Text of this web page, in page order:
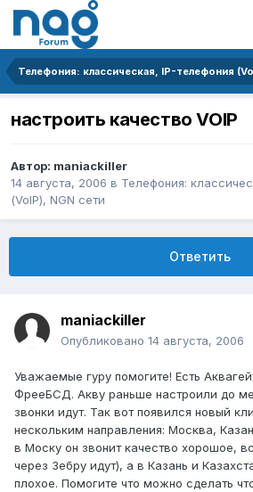
настроить качество VOIP
Автор: maniackiller
14 августа, 2006 в Телефония:
(VoIP), NGN сети
Ответить
maniackiller
Опубликовано 14 августа, 2006
Уважаемые гуру помогите! Есть
ФрееБСД. Акву раньше настроили до
звонки идут. Так вот появился новый
нескольким направления: Москва,
в Моску он звонит качество хорошое,
через Зебру идут), а в Казань и
плохое. Помогите что можно сделать